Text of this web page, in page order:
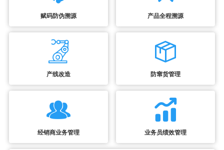
赋码防伪溯源 产品全程溯源
产线改造 防窜货管理
经销商业务管理 业务员绩效管理